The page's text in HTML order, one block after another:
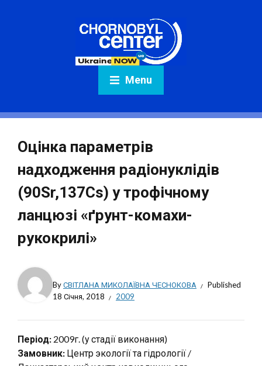
Menu
Оцінка параметрів
надходження радіонуклідів
(90Sr,137Cs) у трофічному
ланцюзі «ґрунт-комахи-
рукокрилі»
ByСВІТЛАНА МИКОЛАЇВНА ЧЕСНОКОВА
Published
18 Січня, 2018
2009
Період: 2009г. (у стадії виконання)
Замовник: Центр экології та гідрології /